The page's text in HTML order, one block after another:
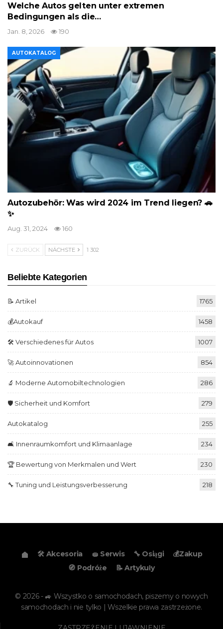
Welche Autos gelten unter extremen
Bedingungen als die…
Jan. 8, 2026 190
AUTOKATALOG
Autozubehör: Was wird 2024 im Trend liegen? 🚗
✨
Aug. 31, 2024 160
ZURÜCK NÄCHSTE 1 302
Beliebte Kategorien
📝 Artikel 1765
💰Autokauf 1458
🛠️ Verschiedenes für Autos 1007
🚀 Autoinnovationen 854
🔬 Moderne Automobiltechnologien 286
🛡️ Sicherheit und Komfort 279
Autokatalog 255
🛋️ Innenraumkomfort und Klimaanlage 234
🏆 Bewertung von Merkmalen und Wert 230
🔧 Tuning und Leistungsverbesserung 218
🛠️ Akcesoria 🧽 Serwis 🔧 Osiągi
💰Zakup
🧭 Podróże
📝 Artykuły
© 2026 - 🚙 Wszystko o samochodach, piszemy o nowych
samochodach i nie tylko | Wszelkie prawa zastrzeżone.